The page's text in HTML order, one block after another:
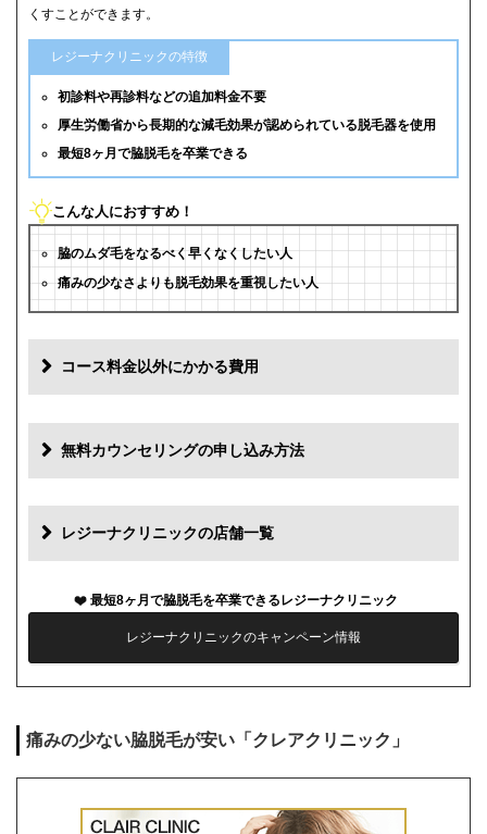
くすことができます。
レジーナクリニックの特徴
初診料や再診料などの追加料金不要
厚生労働省から長期的な減毛効果が認められている脱毛器を使用
最短8ヶ月で脇脱毛を卒業できる
こんな人におすすめ！
脇のムダ毛をなるべく早くなくしたい人
痛みの少なさよりも脱毛効果を重視したい人
コース料金以外にかかる費用
初診料 0円
再診料 0円
薬代 0円
シェービング代 0円
キャンセル料 前日まで無料
無料カウンセリングの申し込み方法
レジーナクリニックの店舗一覧
最短8ヶ月で脇脱毛を卒業できるレジーナクリニック
レジーナクリニックのキャンペーン情報
痛みの少ない脇脱毛が安い「クレアクリニック」